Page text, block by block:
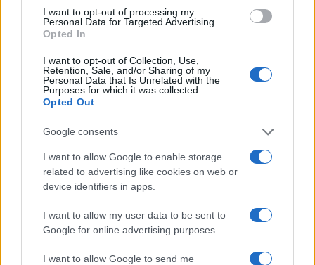
I want to opt-out of processing my
Personal Data for Targeted Advertising.
Opted In
I want to opt-out of Collection, Use,
Retention, Sale, and/or Sharing of my
Personal Data that Is Unrelated with the
Purposes for which it was collected.
Opted Out
Google consents
I want to allow Google to enable storage
related to advertising like cookies on web or
device identifiers in apps.
I want to allow my user data to be sent to
Google for online advertising purposes.
I want to allow Google to send me
ΒΡΟΧΕΣ ΚΑΙΡΟΣ ΠΡΟΓΝΩΣΗ ΚΑΙΡΟΥ
ΔΙΑΒΑΣΤΕ ΑΚΟΜΑ